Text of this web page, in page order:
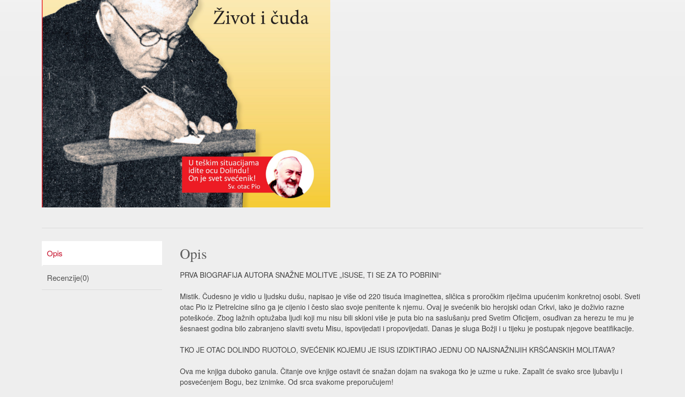
Opis
Recenzije(0)
Opis
PRVA BIOGRAFIJA AUTORA SNAŽNE MOLITVE „ISUSE, TI SE ZA TO POBRINI“
Mistik. Čudesno je vidio u ljudsku dušu, napisao je više od 220 tisuća imaginettea, sličica s proročkim riječima upućenim konkretnoj osobi. Sveti
otac Pio iz Pietrelcine silno ga je cijenio i često slao svoje penitente k njemu. Ovaj je svećenik bio herojski odan Crkvi, iako je doživio razne
poteškoće. Zbog lažnih optužaba ljudi koji mu nisu bili skloni više je puta bio na saslušanju pred Svetim Oficijem, osuđivan za herezu te mu je
šesnaest godina bilo zabranjeno slaviti svetu Misu, ispovijedati i propovijedati. Danas je sluga Božji i u tijeku je postupak njegove beatifikacije.
TKO JE OTAC DOLINDO RUOTOLO, SVEĆENIK KOJEMU JE ISUS IZDIKTIRAO JEDNU OD NAJSNAŽNIJIH KRŠĆANSKIH MOLITAVA?
Ova me knjiga duboko ganula. Čitanje ove knjige ostavit će snažan dojam na svakoga tko je uzme u ruke. Zapalit će svako srce ljubavlju i
posvećenjem Bogu, bez iznimke. Od srca svakome preporučujem!